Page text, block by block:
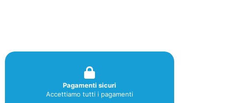
Pagamenti sicuri
Accettiamo tutti i pagamenti